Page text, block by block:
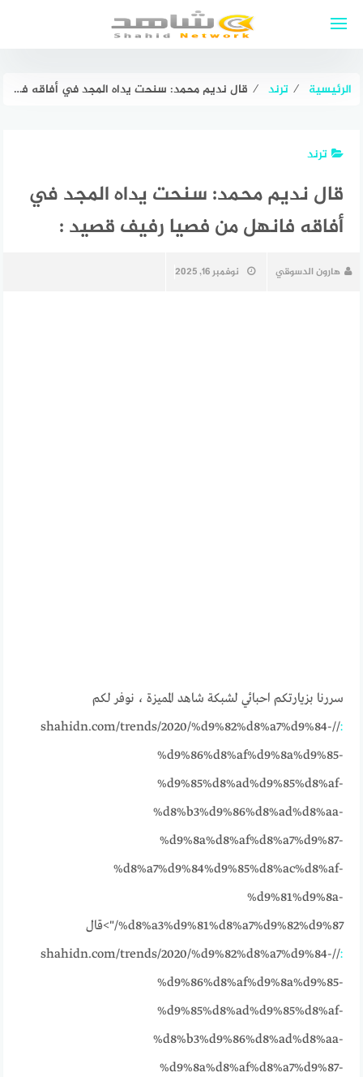
الرئيسية ⁄ ترند ⁄ قال نديم محمد: سنحت يداه المجد في أفاقه فانهل من فصيا رفيف قصيد :
ترند
قال نديم محمد: سنحت يداه المجد في
أفاقه فانهل من فصيا رفيف قصيد :
هارون الدسوقي نوفمبر 16, 2025
سررنا بزيارتكم احبائي لشبكة شاهد المميزة ، نوفر لكم
:
//shahidn.com/trends/2020/%d9%82%d8%a7%d9%84-
%d9%86%d8%af%d9%8a%d9%85-
%d9%85%d8%ad%d9%85%d8%af-
%d8%b3%d9%86%d8%ad%d8%aa-
%d9%8a%d8%af%d8%a7%d9%87-
%d8%a7%d9%84%d9%85%d8%ac%d8%af-
%d9%81%d9%8a-
%d8%a3%d9%81%d8%a7%d9%82%d9%87/">قال
:
//shahidn.com/trends/2020/%d9%82%d8%a7%d9%84-
%d9%86%d8%af%d9%8a%d9%85-
%d9%85%d8%ad%d9%85%d8%af-
%d8%b3%d9%86%d8%ad%d8%aa-
%d9%8a%d8%af%d8%a7%d9%87-